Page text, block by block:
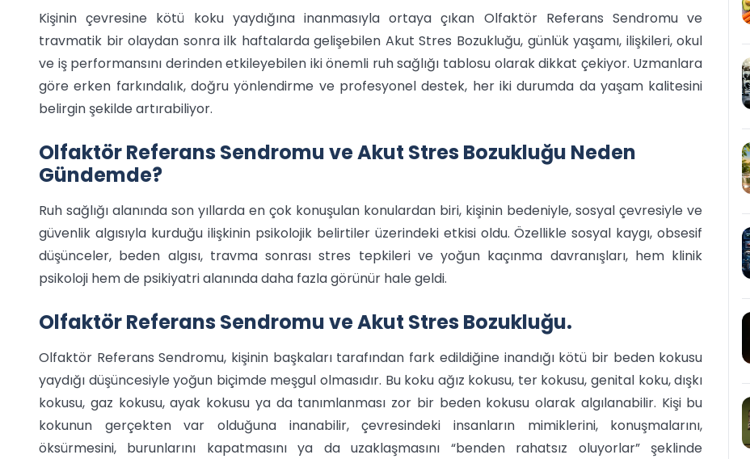
Kişinin çevresine kötü koku yaydığına inanmasıyla ortaya çıkan Olfaktör Referans Sendromu ve
travmatik bir olaydan sonra ilk haftalarda gelişebilen Akut Stres Bozukluğu, günlük yaşamı, ilişkileri, okul
ve iş performansını derinden etkileyebilen iki önemli ruh sağlığı tablosu olarak dikkat çekiyor. Uzmanlara
göre erken farkındalık, doğru yönlendirme ve profesyonel destek, her iki durumda da yaşam kalitesini
belirgin şekilde artırabiliyor.
Olfaktör Referans Sendromu ve Akut Stres Bozukluğu Neden
Gündemde?
Ruh sağlığı alanında son yıllarda en çok konuşulan konulardan biri, kişinin bedeniyle, sosyal çevresiyle ve
güvenlik algısıyla kurduğu ilişkinin psikolojik belirtiler üzerindeki etkisi oldu. Özellikle sosyal kaygı, obsesif
düşünceler, beden algısı, travma sonrası stres tepkileri ve yoğun kaçınma davranışları, hem klinik
psikoloji hem de psikiyatri alanında daha fazla görünür hale geldi.
Olfaktör Referans Sendromu ve Akut Stres Bozukluğu.
Olfaktör Referans Sendromu, kişinin başkaları tarafından fark edildiğine inandığı kötü bir beden kokusu
yaydığı düşüncesiyle yoğun biçimde meşgul olmasıdır. Bu koku ağız kokusu, ter kokusu, genital koku, dışkı
kokusu, gaz kokusu, ayak kokusu ya da tanımlanması zor bir beden kokusu olarak algılanabilir. Kişi bu
kokunun gerçekten var olduğuna inanabilir, çevresindeki insanların mimiklerini, konuşmalarını,
öksürmesini, burunlarını kapatmasını ya da uzaklaşmasını “benden rahatsız oluyorlar” şeklinde